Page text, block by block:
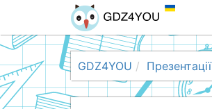
GDZ4YOU Презентації